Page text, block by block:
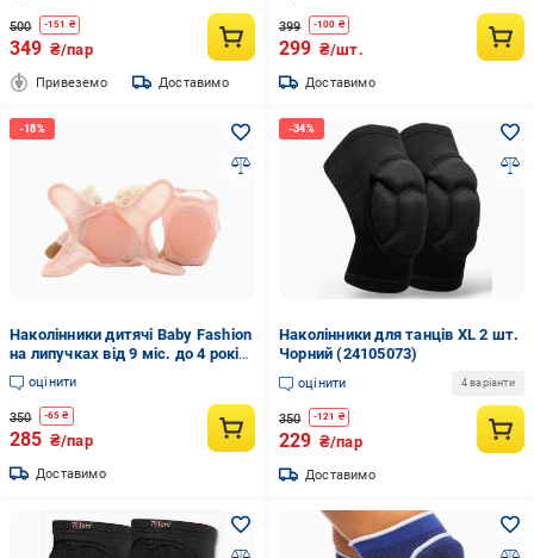
500 -151 ₴
349 ₴/пар
Привеземо Доставимо
399 -100 ₴
299 ₴/шт.
Доставимо
Наколінники дитячі Baby Fashion
на липучках від 9 міс. до 4 років
Рожевий (61736629)
оцінити
350 -65 ₴
285 ₴/пар
Доставимо
Наколінники для танців XL 2 шт.
Чорний (24105073)
оцінити 4 варіанти
350 -121 ₴
229 ₴/пар
Доставимо